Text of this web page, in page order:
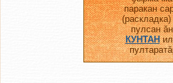
паракан
(раскладка)
пулсан
КУНТАН